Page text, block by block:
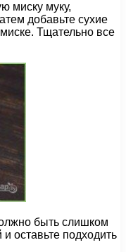
миску муку,
добавьте сухие
Тщательно все
быть слишком
оставьте подходить